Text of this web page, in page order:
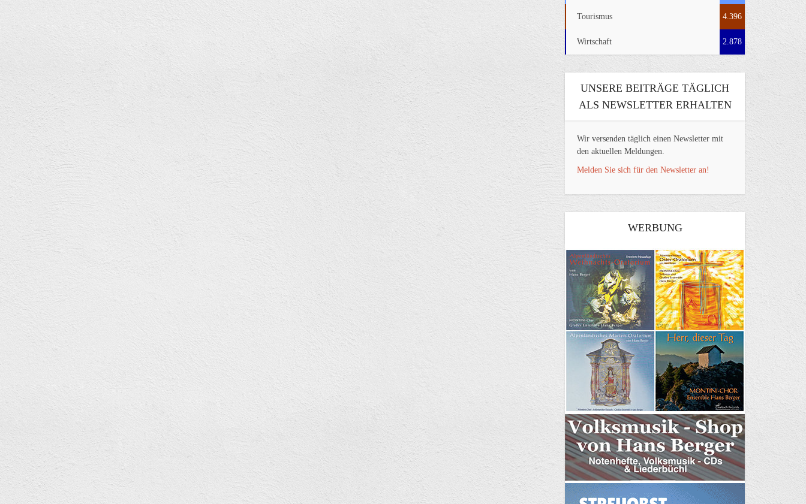
Tourismus 4.396
Wirtschaft 2.878
UNSERE BEITRÄGE TÄGLICH
ALS NEWSLETTER ERHALTEN
Wir versenden täglich einen Newsletter mit
den aktuellen Meldungen.
Melden Sie sich für den Newsletter an!
WERBUNG